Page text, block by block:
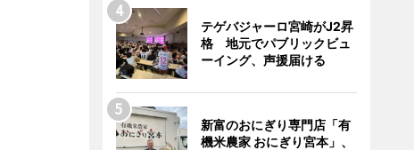
テゲバジャーロ宮崎がJ2昇
格 地元でパブリックビュ
ーイング、声援届ける
新富のおにぎり専門店「有
機米農家 おにぎり宮本」、